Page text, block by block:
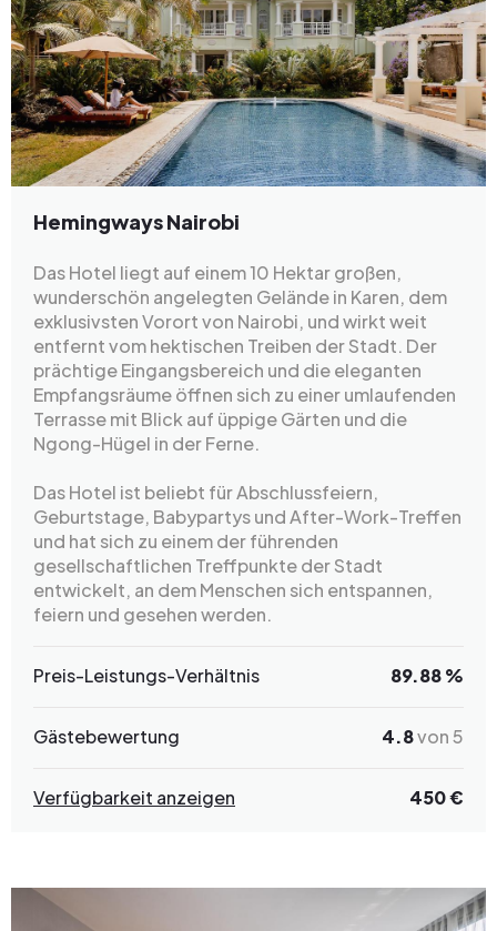
Hemingways Nairobi
Das Hotel liegt auf einem 10 Hektar großen,
wunderschön angelegten Gelände in Karen, dem
exklusivsten Vorort von Nairobi, und wirkt weit
entfernt vom hektischen Treiben der Stadt. Der
prächtige Eingangsbereich und die eleganten
Empfangsräume öffnen sich zu einer umlaufenden
Terrasse mit Blick auf üppige Gärten und die
Ngong-Hügel in der Ferne.
Das Hotel ist beliebt für Abschlussfeiern,
Geburtstage, Babypartys und After-Work-Treffen
und hat sich zu einem der führenden
gesellschaftlichen Treffpunkte der Stadt
entwickelt, an dem Menschen sich entspannen,
feiern und gesehen werden.
Preis-Leistungs-Verhältnis 89.88 %
Gästebewertung 4.8von 5
Verfügbarkeit anzeigen 450 €